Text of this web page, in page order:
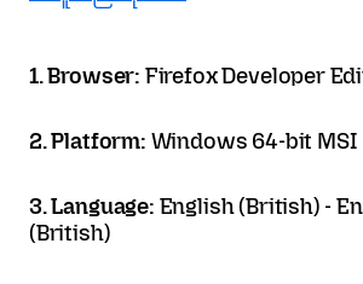
1. Browser: Firefox Developer
2. Platform: Windows 64-bit MSI
3. Language: English (British) -
(British)